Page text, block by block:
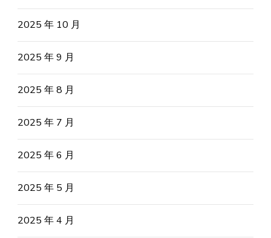
2025 年 10 月
2025 年 9 月
2025 年 8 月
2025 年 7 月
2025 年 6 月
2025 年 5 月
2025 年 4 月